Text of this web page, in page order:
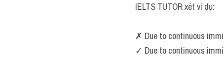
IELTS TUTOR xét ví dụ:
✗ Due to continuous
✓ Due to continuous